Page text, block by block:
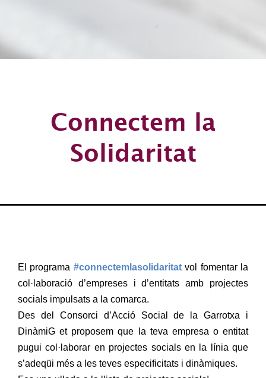
Connectem la
Solidaritat
El programa #connectemlasolidaritatvol fomentar la
col·laboració d’empreses i d’entitats amb projectes
socials impulsats a la comarca.
Des del Consorci d’Acció Social de la Garrotxa i
DinàmiG et proposem que la teva empresa o entitat
pugui col·laborar en projectes socials en la línia que
s’adeqüi més a les teves especificitats i dinàmiques.